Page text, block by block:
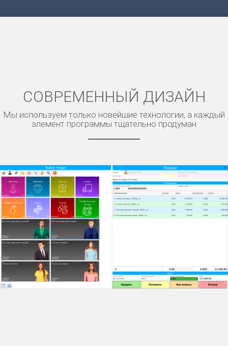
СОВРЕМЕННЫЙ ДИЗАЙН
Мы используем только новейшие технологии, а каждый
элемент программы тщательно продуман